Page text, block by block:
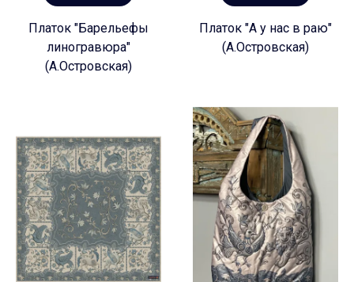
Платок "Барельефы
линогравюра"
(А.Островская)
Платок "А у нас в раю"
(А.Островская)